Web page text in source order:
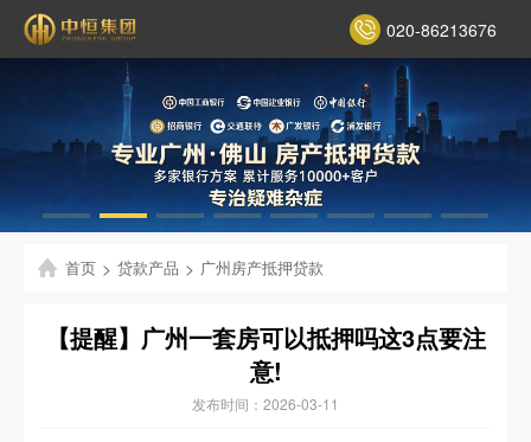
020-86213676
首页 > 贷款产品 > 广州房产抵押贷款
【提醒】广州一套房可以抵押吗这3点要注
意!
发布时间：2026-03-11